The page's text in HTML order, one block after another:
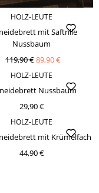
HOLZ-LEUTE
mit Saftrille
Nussbaum
119,90 €89,90 €
HOLZ-LEUTE
Nussbaum
29,90 €
HOLZ-LEUTE
mit Krümelfach
44,90 €